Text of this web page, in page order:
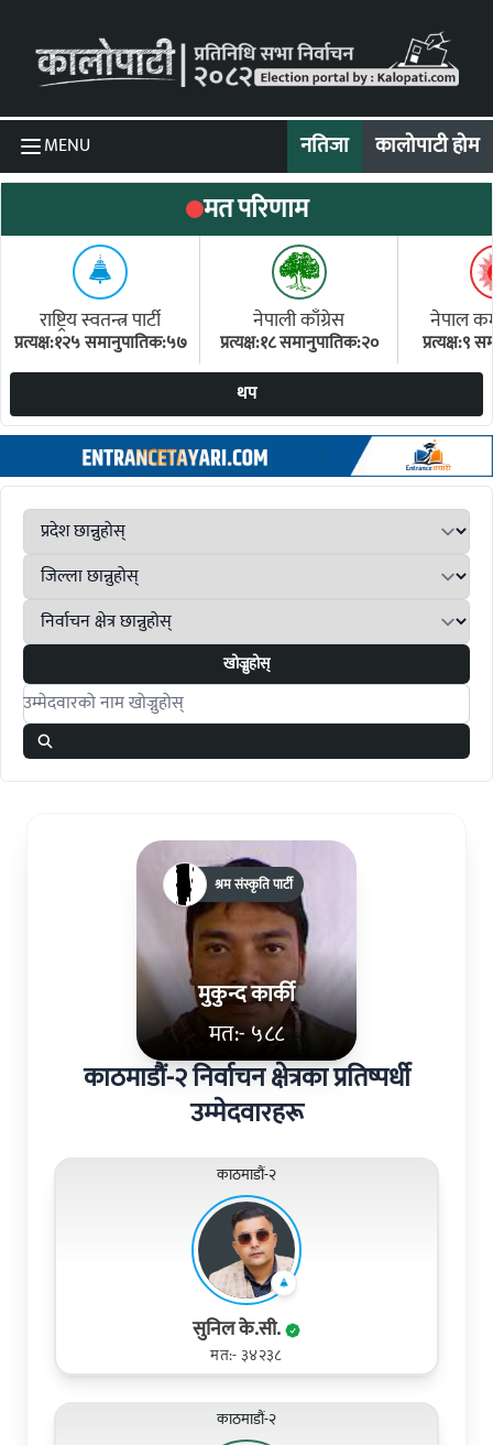
MENU नतिजा कालोपाटी होम
मत परिणाम
राष्ट्रिय स्वतन्त्र पार्टी
प्रत्यक्ष:१२५ समानुपातिक:५७
नेपाली काँग्रेस
प्रत्यक्ष:१८ समानुपातिक:२०
नेपाल
प्रत्यक्ष:९
थप
खोज्नुहोस्
Search candidates
मुकुन्द कार्की
मत:- ५८८
श्रम संस्कृति पार्टी
काठमाडौं-२ निर्वाचन क्षेत्रका प्रतिष्पर्धी
उम्मेदवारहरू
काठमाडौं-२
सुनिल के.सी.
मत:- ३४२३८
काठमाडौं-२